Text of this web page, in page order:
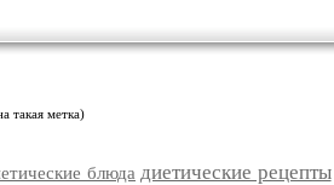
такая метка)
блюда диетические рецепты